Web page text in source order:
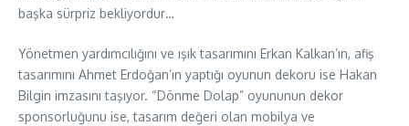
başka sürpriz bekliyordur…
Yönetmen yardımcılığını ve ışık tasarımını Erkan Kalkan’ın, afiş
tasarımını Ahmet Erdoğan’ın yaptığı oyunun dekoru ise Hakan
Bilgin imzasını taşıyor. “Dönme Dolap” oyununun dekor
sponsorluğunu ise, tasarım değeri olan mobilya ve